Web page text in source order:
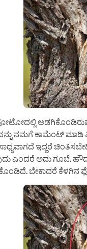
ಅಡಗಿಕೊಂಡಿರುವ
ನಮಗೆ ಕಾಮೆಂಟ್
ಇದ್ದರೆ
ಎಂದರೆ ಅದು ಗೂಬೆ.
ಬೇಕಾದರೆ ಕೆಳಗಿನ